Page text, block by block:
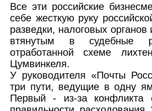
Все эти российские
себе жесткую руку
разведки, налоговых
втянутым в судебные
отработанной схеме
Цумвинкеля.
У руководителя «Почты
три пути, ведущие в одну
Первый - из-за конфликта